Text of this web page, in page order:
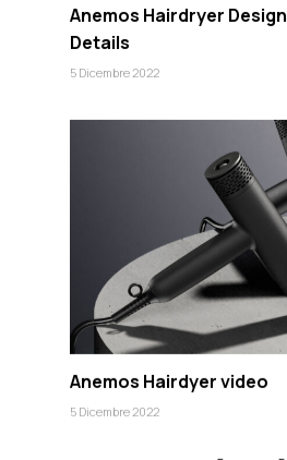
Anemos Hairdryer Design
Details
5 Dicembre 2022
Anemos Hairdyer video
5 Dicembre 2022